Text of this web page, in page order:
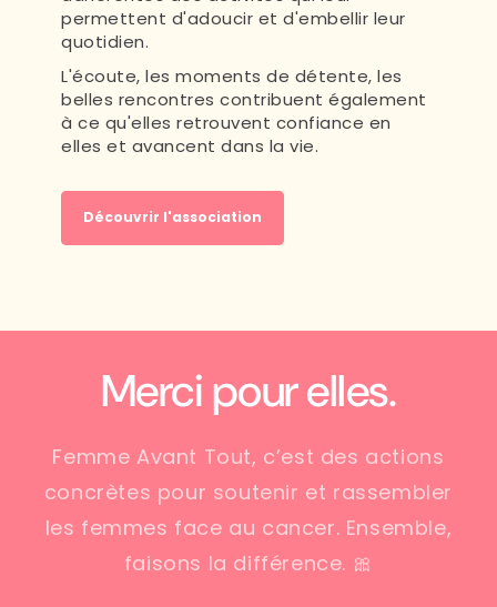
permettent d'adoucir et d'embellir leur
quotidien.
L'écoute, les moments de détente, les
belles rencontres contribuent également
à ce qu'elles retrouvent confiance en
elles et avancent dans la vie.
Découvrir l'association
Merci pour elles.
Femme Avant Tout, c’est des actions
concrètes pour soutenir et rassembler
les femmes face au cancer. Ensemble,
faisons la différence. 🎀